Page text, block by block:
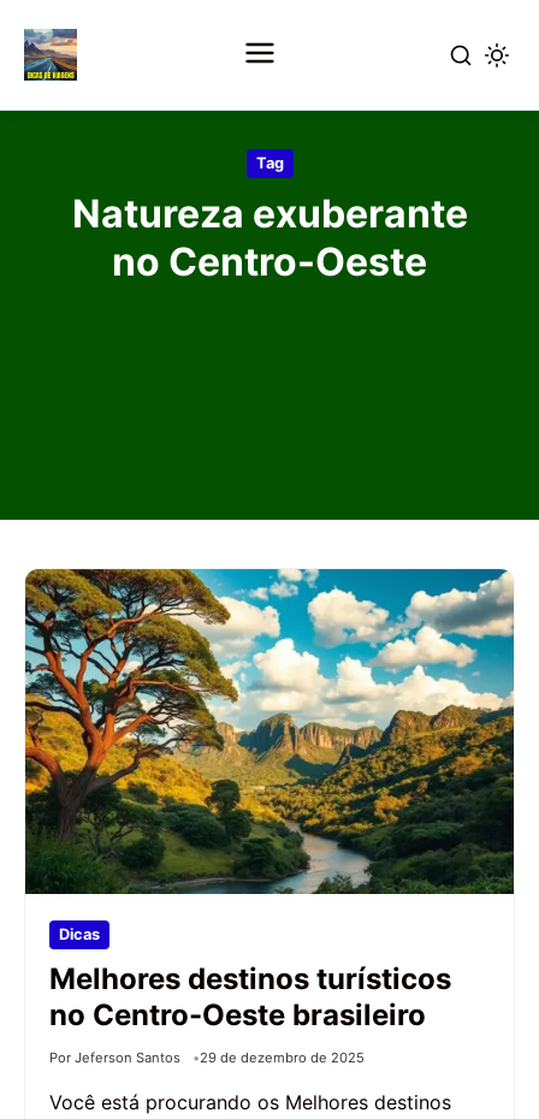
conteúdo
Tag
Natureza exuberante
no Centro-Oeste
Dicas
Melhores destinos turísticos
no Centro-Oeste brasileiro
Por Jeferson Santos 29 de dezembro de 2025
Você está procurando os Melhores destinos